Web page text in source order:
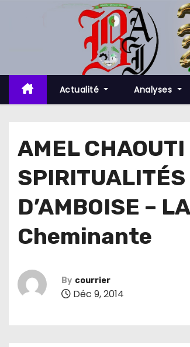
t
c
Actualité Analyses
AMEL
D’AMBOISE –
Cheminante
By courrier
Déc 9, 2014